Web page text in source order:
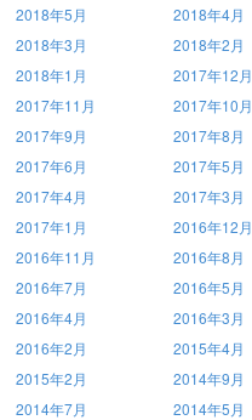
2018年5月
2018年4月
2018年3月
2018年2月
2018年1月
2017年12月
2017年11月
2017年10月
2017年9月
2017年8月
2017年6月
2017年5月
2017年4月
2017年3月
2017年1月
2016年12月
2016年11月
2016年8月
2016年7月
2016年5月
2016年4月
2016年3月
2016年2月
2015年4月
2015年2月
2014年9月
2014年7月
2014年5月